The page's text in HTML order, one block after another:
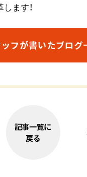
ます！
フが書いたブログ
記事一覧に
戻る